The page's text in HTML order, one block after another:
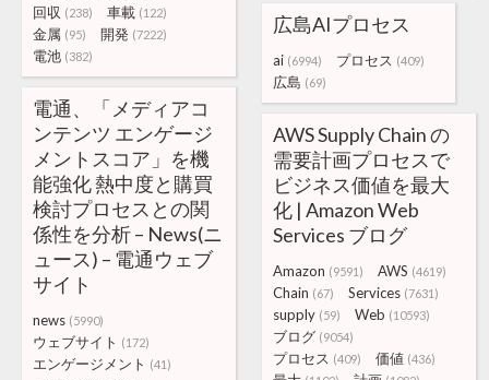
回収 (238) 車載 (122)
金属 (95) 開発 (7222)
電池 (382)
広島AIプロセス
ai (6994) プロセス (409)
広島 (69)
電通、「メディアコ
ンテンツ エンゲージ
メントスコア」を機
能強化 熱中度と購買
検討プロセスとの関
係性を分析 – News(ニ
ュース) – 電通ウェブ
サイト
news (5990)
ウェブサイト (172)
エンゲージメント (41)
AWS Supply Chain の
需要計画プロセスで
ビジネス価値を最大
化 | Amazon Web
Services ブログ
Amazon (9591) AWS (4619)
Chain (67) Services (7631)
supply (59) Web (10593)
ブログ (9054)
プロセス (409) 価値 (436)